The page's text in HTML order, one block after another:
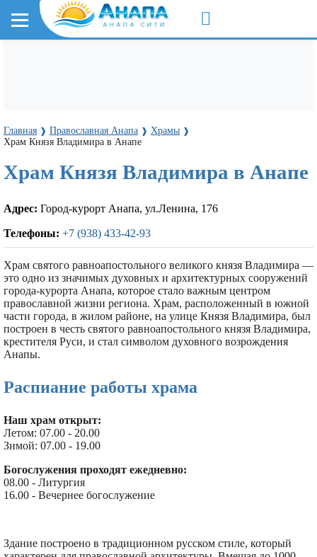
Главная ❱ Православная Анапа ❱ Храмы ❱
Храм Князя Владимира в Анапе
Храм Князя Владимира в Анапе
Адрес: Город-курорт Анапа, ул.Ленина, 176
Телефоны: +7 (938) 433-42-93
Храм святого равноапостольного великого князя Владимира —
это одно из значимых духовных и архитектурных сооружений
города-курорта Анапа, которое стало важным центром
православной жизни региона. Храм, расположенный в южной
части города, в жилом районе, на улице Князя Владимира, был
построен в честь святого равноапостольного князя Владимира,
крестителя Руси, и стал символом духовного возрождения
Анапы.
Распиание работы храма
Наш храм открыт:
Летом: 07.00 - 20.00
Зимой: 07.00 - 19.00
Богослужения проходят ежедневно:
08.00 - Литургия
16.00 - Вечернее богослужение
Здание построено в традиционном русском стиле, который